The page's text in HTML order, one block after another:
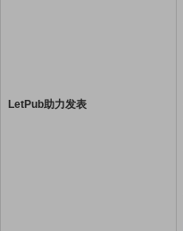
LetPub助力发表